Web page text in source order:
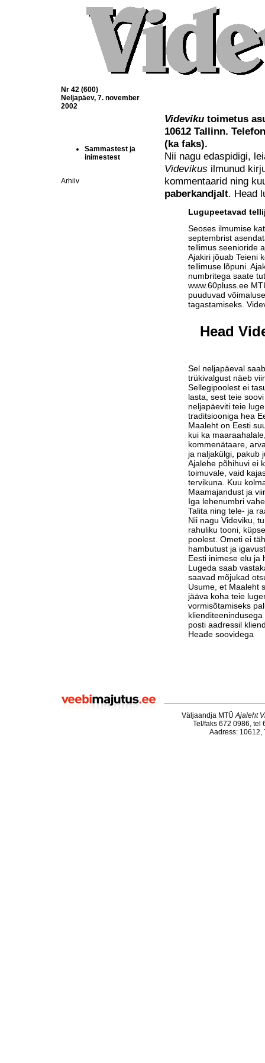
Nr 42 (600)
Neljapäev, 7. november
2002
Sammastest ja
inimestest
Arhiiv
Videviku toimetus
10612 Tallinn.
(ka faks).
Nii nagu edaspidigi,
Videvikus ilmunud
kommentaarid ning
paberkandjalt. Head
Lugupeetavad
Seoses ilmumise
septembrist
tellimus seenioride
Ajakiri jõuab Teieni
tellimuse lõpuni.
numbritega saate
www.60pluss.ee
puuduvad
tagastamiseks.
Head
Sel neljapäeval
trükivalgust näeb
Sellegipoolest ei
lasta, sest teie
neljapäeviti teie
traditsiooniga hea
Maaleht on Eesti
kui ka
kommenätaare,
ja naljakülgi, pakub
Ajalehe põhihuvi ei
toimuvale, vaid
tervikuna. Kuu
Maamajandust ja
Iga lehenumbri
Talita ning tele- ja
Nii nagu Videviku,
rahuliku tooni,
poolest. Ometi ei
hambutust ja
Eesti inimese elu ja
Lugeda saab
saavad mõjukad
Usume, et Maaleht
jääva koha teie
vormisõtamiseks
posti aadressil
Heade soovidega
Väljaandja MTÜAjaleht
Tel/faks 672 0986, tel
Aadress: 10612,